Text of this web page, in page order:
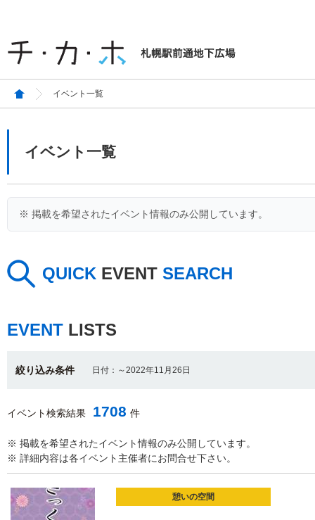
イベント一覧
イベント一覧
※ 掲載を希望されたイベント情報のみ公開しています。
QUICK EVENT SEARCH
EVENT LISTS
絞り込み条件 日付：～2022年11月26日
イベント検索結果 1708 件
※ 掲載を希望されたイベント情報のみ公開しています。
※ 詳細内容は各イベント主催者にお問合せ下さい。
憩いの空間